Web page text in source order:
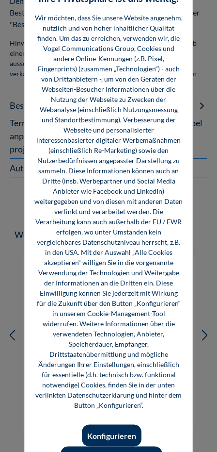
Bestellabschluss in Ihrem Kundenkonto unter dem Reiter
"Bestellungen".
Hinweis: Als Firmenkunde erhalten Sie einen Mengenrabatt ab
einer Abnahmemenge von 10 Exemplaren. Die Bücher dürfen
ausschließlich für den Eigenbedarf genutzt und nicht weiter
verkauft werden. Weitere Informationen unterFirmenlizenzen
Beschreibung
Terminplanung im Anlagenbau – Templates Flexibel
anpassbare Templates für unternehmens- und
projektspezifische Anforderungen…Mehr
Autoren
Produktgalerie überspringen
Weitere Medien zum Thema
Terminplanung im Anlagenbau
E-Book (PDF)
Wir möchten, dass Sie unsere Website angenehm,
nützlich und von hoher inhaltlicher Qualität
finden. Um das zu erreichen, verwenden wir, die
Vogel Communications Group, Cookies und
andere Online-Kennungen (z.B. Pixel,
Fingerprints) (zusammen „Technologien“) - auch
von Drittanbietern -, um von den Geräten der
Webseiten-Besucher Informationen über die
Nutzung der Webseite zu Zwecken der
Webanalyse (einschließlich Nutzungsmessung
und Standortbestimmung), Verbesserung der
Webseite und personalisierter
interessenbasierter digitaler Werbemaßnahmen
(einschließlich Re-Marketing) sowie den
Nutzerbedürfnissen angepasster Darstellung zu
sammeln. Diese Informationen können auch an
Dritte (insb. Werbepartner und Social Media
Anbieter wie Facebook und LinkedIn)
weitergegeben und von diesen mit anderen Daten
verlinkt und verarbeitet werden. Die
Verarbeitung kann auch außerhalb der EU / EWR
erfolgen, wo unter Umständen kein
vergleichbares Datenschutzniveau herrscht, z.B.
in den USA. Mit der Auswahl „Alle Cookies
akzeptieren“ willigen Sie in die vorgenannte
Verwendung der Technologien und Weitergabe
der Informationen an die Dritten ein. Diese
Einwilligung können Sie jederzeit mit Wirkung
für die Zukunft über den Button „Konfigurieren“
in unserem Cookie-Management-Tool
widerrufen. Weitere Informationen über die
verwendeten Technologien, Anbieter,
Speicherdauer, Empfänger,
Drittstaatenübermittlung und mögliche
Änderungen Ihrer Einstellungen, einschließlich
für essentielle (d.h. technisch bzw. funktional
notwendige) Cookies, finden Sie in der unten
verlinkten Datenschutzerklärung und hinter dem
Button „Konfigurieren“.
Konfigurieren